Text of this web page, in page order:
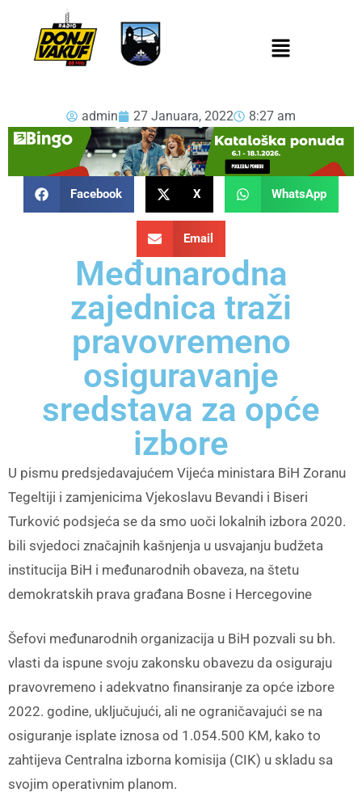
admin 27 Januara, 2022 8:27 am
Facebook X WhatsApp
Email
Međunarodna
zajednica traži
pravovremeno
osiguravanje
sredstava za opće
izbore
U pismu predsjedavajućem Vijeća ministara BiH Zoranu
Tegeltiji i zamjenicima Vjekoslavu Bevandi i Biseri
Turković podsjeća se da smo uoči lokalnih izbora 2020.
bili svjedoci značajnih kašnjenja u usvajanju budžeta
institucija BiH i međunarodnih obaveza, na štetu
demokratskih prava građana Bosne i Hercegovine
Šefovi međunarodnih organizacija u BiH pozvali su bh.
vlasti da ispune svoju zakonsku obavezu da osiguraju
pravovremeno i adekvatno finansiranje za opće izbore
2022. godine, uključujući, ali ne ograničavajući se na
osiguranje isplate iznosa od 1.054.500 KM, kako to
zahtijeva Centralna izborna komisija (CIK) u skladu sa
svojim operativnim planom.